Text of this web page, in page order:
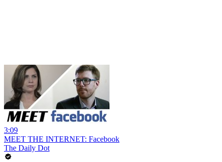
3:09
MEET THE INTERNET: Facebook
The Daily Dot